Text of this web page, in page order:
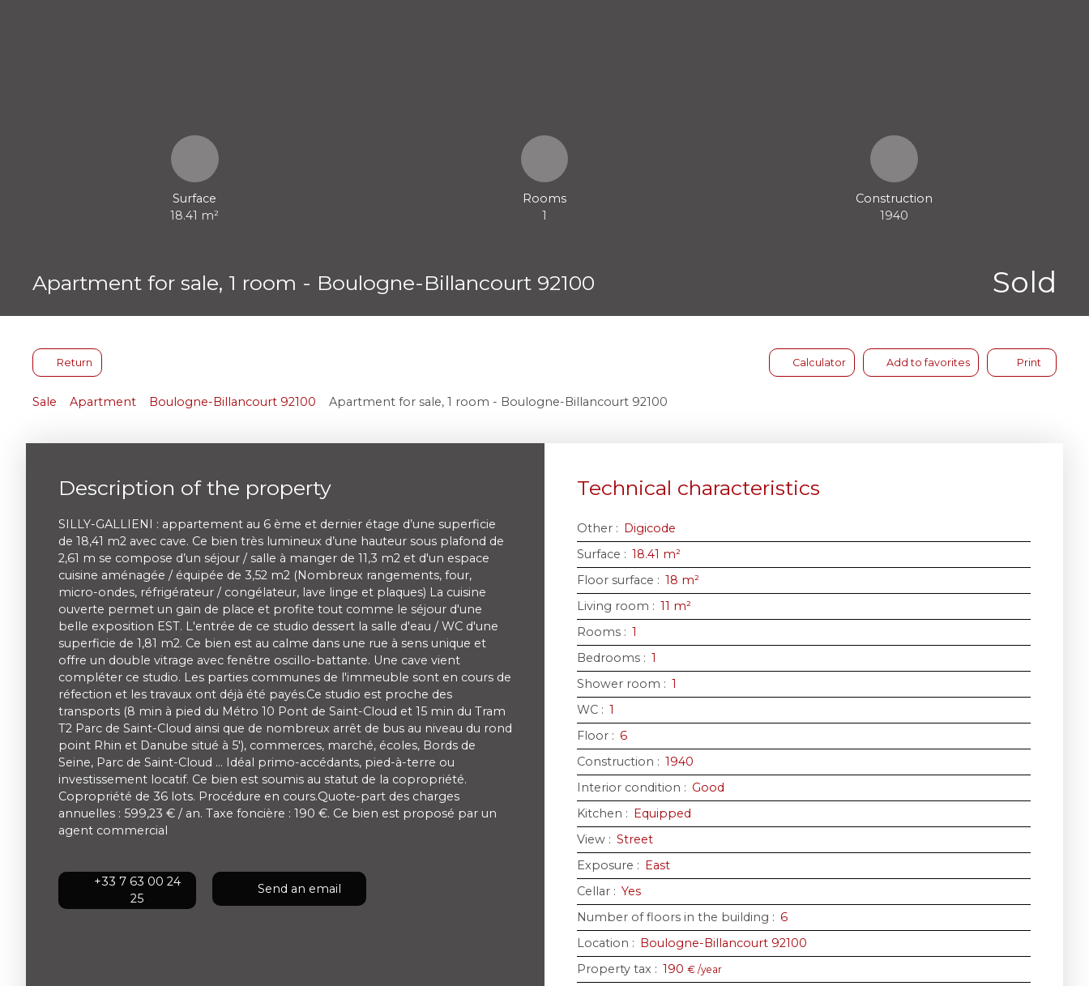
Surface
18.41 m²
Rooms
1
Construction
1940
Apartment for sale, 1 room - Boulogne-Billancourt 92100 Sold
Return Calculator Add to favorites Print
Sale Apartment Boulogne-Billancourt 92100 Apartment for sale, 1 room - Boulogne-Billancourt 92100
Description of the property
SILLY-GALLIENI : appartement au 6 ème et dernier étage d’une superficie
de 18,41 m2 avec cave. Ce bien très lumineux d’une hauteur sous plafond de
2,61 m se compose d’un séjour / salle à manger de 11,3 m2 et d'un espace
cuisine aménagée / équipée de 3,52 m2 (Nombreux rangements, four,
micro-ondes, réfrigérateur / congélateur, lave linge et plaques) La cuisine
ouverte permet un gain de place et profite tout comme le séjour d'une
belle exposition EST. L'entrée de ce studio dessert la salle d'eau / WC d'une
superficie de 1,81 m2. Ce bien est au calme dans une rue à sens unique et
offre un double vitrage avec fenêtre oscillo-battante. Une cave vient
compléter ce studio. Les parties communes de l'immeuble sont en cours de
réfection et les travaux ont déjà été payés.Ce studio est proche des
transports (8 min à pied du Métro 10 Pont de Saint-Cloud et 15 min du Tram
T2 Parc de Saint-Cloud ainsi que de nombreux arrêt de bus au niveau du rond
point Rhin et Danube situé à 5'), commerces, marché, écoles, Bords de
Seine, Parc de Saint-Cloud … Idéal primo-accédants, pied-à-terre ou
investissement locatif. Ce bien est soumis au statut de la copropriété.
Copropriété de 36 lots. Procédure en cours.Quote-part des charges
annuelles : 599,23 € / an. Taxe foncière : 190 €. Ce bien est proposé par un
agent commercial
+33 7 63 00 24
25
Send an email
Technical characteristics
Other : Digicode
Surface : 18.41 m²
Floor surface : 18 m²
Living room : 11 m²
Rooms : 1
Bedrooms : 1
Shower room : 1
WC : 1
Floor : 6
Construction : 1940
Interior condition : Good
Kitchen : Equipped
View : Street
Exposure : East
Cellar : Yes
Number of floors in the building : 6
Location : Boulogne-Billancourt 92100
Property tax : 190 € /year